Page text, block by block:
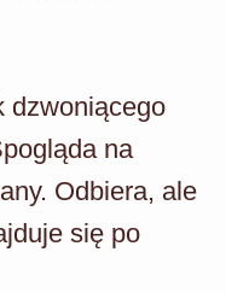
dzwoniącego
na
Odbiera, ale
się po